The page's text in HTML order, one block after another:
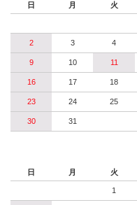
日 月 火
2 3 4
9 10 11
16 17 18
23 24 25
30 31
日 月 火
1